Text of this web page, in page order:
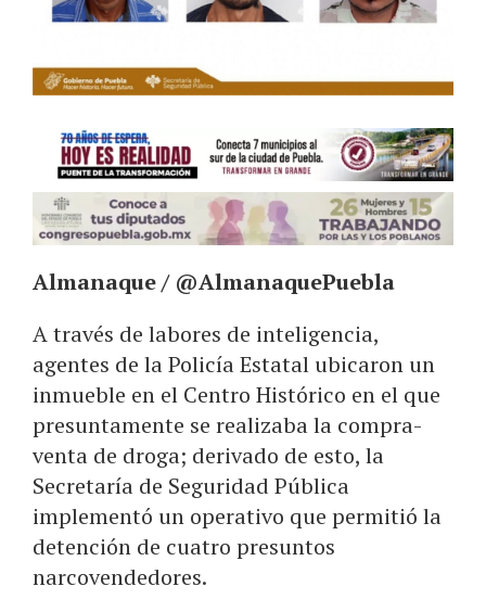
Almanaque / @AlmanaquePuebla
A través de labores de inteligencia,
agentes de la Policía Estatal ubicaron un
inmueble en el Centro Histórico en el que
presuntamente se realizaba la compra-
venta de droga; derivado de esto, la
Secretaría de Seguridad Pública
implementó un operativo que permitió la
detención de cuatro presuntos
narcovendedores.